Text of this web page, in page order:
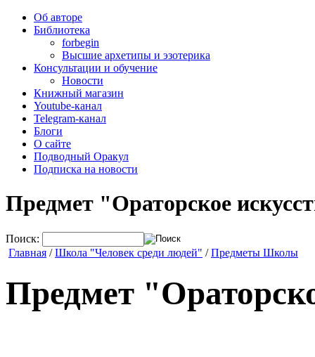
Об авторе
Библиотека
forbegin
Высшие архетипы и эзотерика
Консультации и обучение
Новости
Книжный магазин
Youtube-канал
Telegram-канал
Блоги
О сайте
Подводный Оракул
Подписка на новости
Предмет "Ораторское
Поиск:
Главная /Школа "Человек среди людей" /Предметы Школы
Предмет